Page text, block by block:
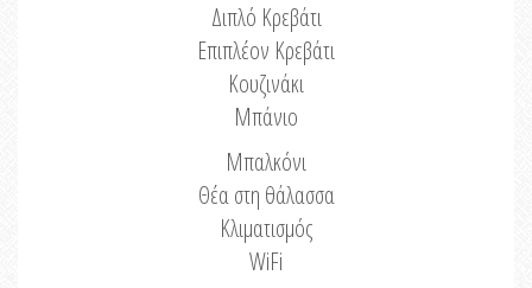
Διπλό Κρεβάτι
Επιπλέον Κρεβάτι
Κουζινάκι
Μπάνιο
Μπαλκόνι
Θέα στη θάλασσα
Κλιματισμός
WiFi